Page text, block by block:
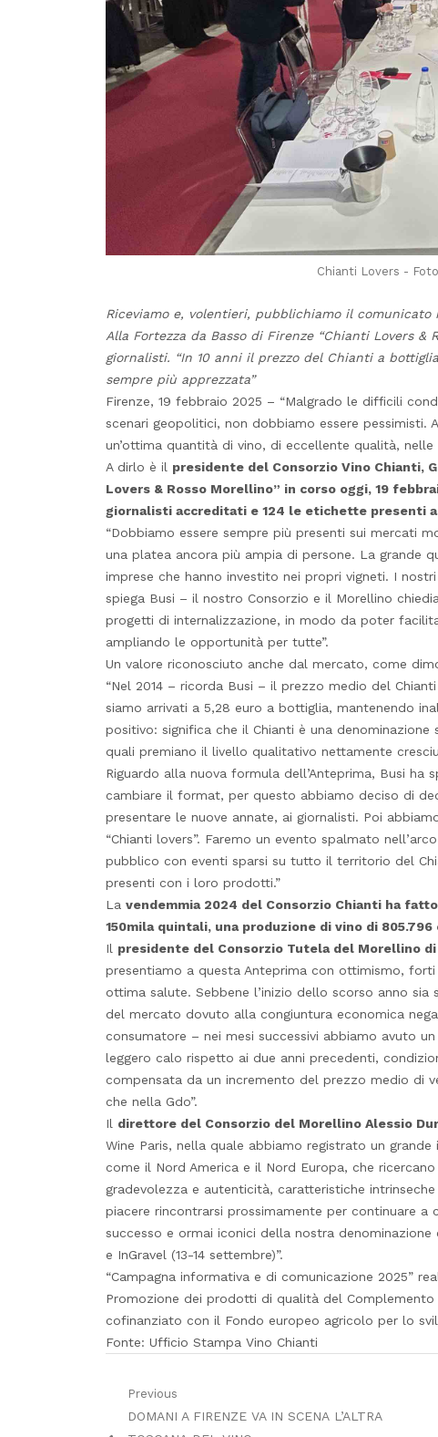
Chianti Lovers -
Riceviamo e, volentieri, pubblichiamo il comunicato
Alla Fortezza da Basso di Firenze “Chianti Lovers
giornalisti. “In 10 anni il prezzo del Chianti a
sempre più apprezzata”
Firenze, 19 febbraio 2025 – “Malgrado le difficili
scenari geopolitici, non dobbiamo essere
un’ottima quantità di vino, di eccellente qualità, nelle
A dirlo è il presidente del Consorzio Vino Chianti,
Lovers & Rosso Morellino” in corso oggi, 19
giornalisti accreditati e 124 le etichette presenti
“Dobbiamo essere sempre più presenti sui mercati
una platea ancora più ampia di persone. La grande
imprese che hanno investito nei propri vigneti. I
spiega Busi – il nostro Consorzio e il Morellino
progetti di internalizzazione, in modo da poter
ampliando le opportunità per tutte”.
Un valore riconosciuto anche dal mercato, come
“Nel 2014 – ricorda Busi – il prezzo medio del
siamo arrivati a 5,28 euro a bottiglia, mantenendo
positivo: significa che il Chianti è una
quali premiano il livello qualitativo nettamente
Riguardo alla nuova formula dell’Anteprima, Busi
cambiare il format, per questo abbiamo deciso di
presentare le nuove annate, ai giornalisti. Poi
“Chianti lovers”. Faremo un evento spalmato
pubblico con eventi sparsi su tutto il territorio del
presenti con i loro prodotti.”
La vendemmia 2024 del Consorzio Chianti ha
150mila quintali, una produzione di vino di
Il presidente del Consorzio Tutela del Morellino di
presentiamo a questa Anteprima con ottimismo,
ottima salute. Sebbene l’inizio dello scorso anno
del mercato dovuto alla congiuntura economica
consumatore – nei mesi successivi abbiamo avuto
leggero calo rispetto ai due anni precedenti,
compensata da un incremento del prezzo medio di
che nella Gdo”.
Il direttore del Consorzio del Morellino Alessio
Wine Paris, nella quale abbiamo registrato un
come il Nord America e il Nord Europa, che
gradevolezza e autenticità, caratteristiche
piacere rincontrarsi prossimamente per continuare
successo e ormai iconici della nostra denominazione
e InGravel (13-14 settembre)”.
“Campagna informativa e di comunicazione 2025”
Promozione dei prodotti di qualità del
cofinanziato con il Fondo europeo agricolo per lo
Fonte: Ufficio Stampa Vino Chianti
Navigazione
Previous
Previous
DOMANI A FIRENZE VA IN SCENA L’ALTRA